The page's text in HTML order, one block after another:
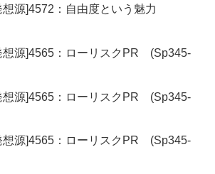
想源]4572：自由度という魅力
想源]4565：ローリスクPR (Sp345-
想源]4565：ローリスクPR (Sp345-
想源]4565：ローリスクPR (Sp345-